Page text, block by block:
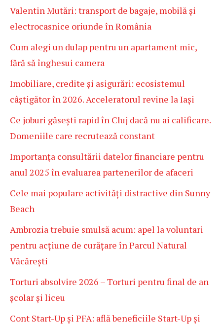
Valentin Mutări: transport de bagaje, mobilă și
electrocasnice oriunde în România
Cum alegi un dulap pentru un apartament mic,
fără să înghesui camera
Imobiliare, credite și asigurări: ecosistemul
câștigător în 2026. Acceleratorul revine la Iași
Ce joburi găsești rapid în Cluj dacă nu ai calificare.
Domeniile care recrutează constant
Importanța consultării datelor financiare pentru
anul 2025 în evaluarea partenerilor de afaceri
Cele mai populare activități distractive din Sunny
Beach
Ambrozia trebuie smulsă acum: apel la voluntari
pentru acțiune de curățare în Parcul Natural
Văcărești
Torturi absolvire 2026 – Torturi pentru final de an
școlar și liceu
Cont Start-Up și PFA: află beneficiile Start-Up și